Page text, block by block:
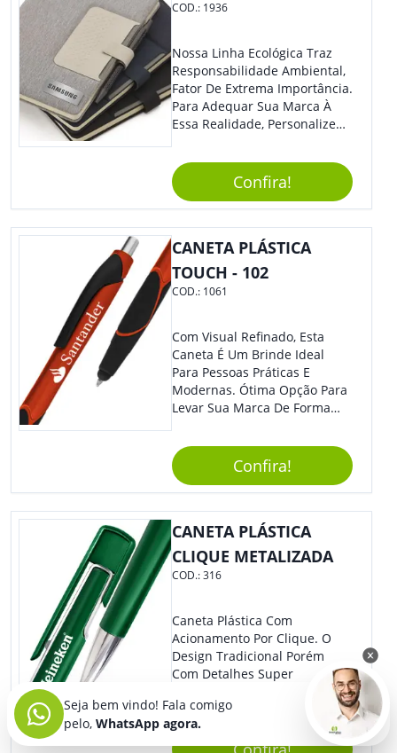
COD.: 1936
Nossa Linha Ecológica Traz
Responsabilidade Ambiental,
Fator De Extrema Importância.
Para Adequar Sua Marca À
Essa Realidade, Personalize
Anotações Com Post-It E
Caneta. Elaborado A Partir De
Material Reciclado, O Brinde
Também É Prático, Tornando-
Se Assim Excelente Para Uso
Cotidiano. Perfeito, Não É?!
Confira!
CANETA PLÁSTICA
TOUCH - 102
COD.: 1061
Com Visual Refinado, Esta
Caneta É Um Brinde Ideal
Para Pessoas Práticas E
Modernas. Ótima Opção Para
Levar Sua Marca De Forma
Sua Empresa Em Eventos,
Reuniões Corporativas Ou Até
Mesmo Para Presentear
Colaboradores E Parceiros De
Sua Empresa.
Confira!
CANETA PLÁSTICA
CLIQUE METALIZADA
COD.:316
Caneta Plástica Com
Acionamento Por Clique. O
Design Tradicional Porém
Com Detalhes Super
Modernos Que Dão Um Toque
De Charme Na Peça.
Seja bem vindo! Fala comigo
pelo, WhatsApp agora.